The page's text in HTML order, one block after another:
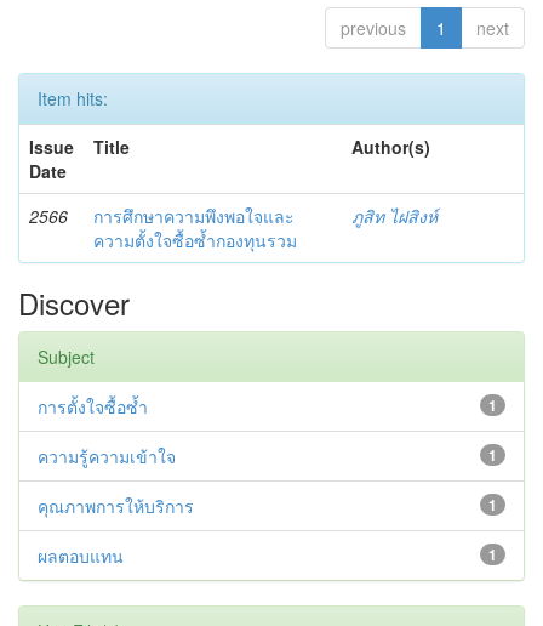
previous 1 next
Item hits:
Issue
Date
Title Author(s)
2566
การศึกษาความพึงพอใจและ
ความตั้งใจซื้อซ้ำกองทุนรวม
ภูสิท ไฝสิงห์
Discover
Subject
1
การตั้งใจซื้อซ้ำ
1
ความรู้ความเข้าใจ
1
คุณภาพการให้บริการ
1
ผลตอบแทน